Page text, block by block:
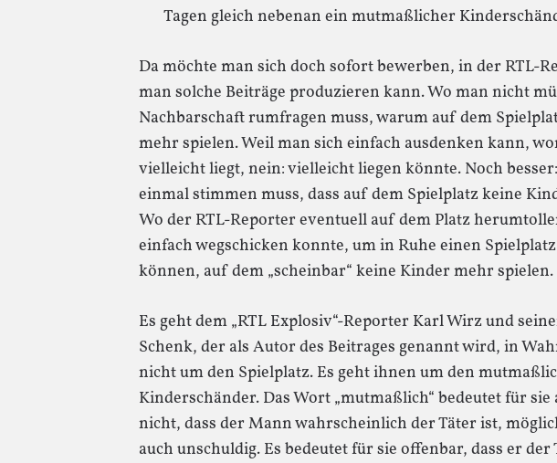
Tagen gleich nebenan ein mutmaßlicher
Da möchte man sich doch sofort bewerben, in der RTL-
man solche Beiträge produzieren kann. Wo man nicht
Nachbarschaft rumfragen muss, warum auf dem
mehr spielen. Weil man sich einfach ausdenken kann,
vielleicht liegt, nein: vielleicht liegen könnte. Noch
einmal stimmen muss, dass auf dem Spielplatz keine
Wo der RTL-Reporter eventuell auf dem Platz
einfach wegschicken konnte, um in Ruhe einen
können, auf dem „scheinbar“ keine Kinder mehr spielen.
Es geht dem „RTL Explosiv“-Reporter Karl Wirz und
Schenk, der als Autor des Beitrages genannt wird, in
nicht um den Spielplatz. Es geht ihnen um den
Kinderschänder. Das Wort „mutmaßlich“ bedeutet für
nicht, dass der Mann wahrscheinlich der Täter ist,
auch unschuldig. Es bedeutet für sie offenbar, dass er der